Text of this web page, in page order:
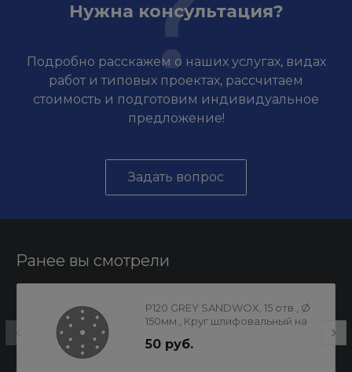
Нужна консультация?
Подробно расскажем о наших услугах, видах
работ и типовых проектах, рассчитаем
стоимость и подготовим индивидуальное
предложение!
Задать вопрос
Ранее вы смотрели
P120 GREY SANDWOX, 15 отв., Ø
150мм., Круг шлифовальный на
циркониевый корунд
50 руб.